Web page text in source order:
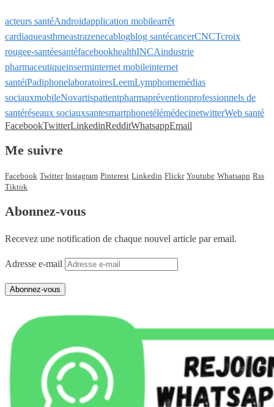
acteurs santéAndroidapplication mobilearrêt
cardiaqueasthmeastrazenecablogblog santécancerCNCTcroix
rougee-santéesantéfacebookhealthINCAindustrie
pharmaceutiqueinserminternet mobileinternet
santéiPadiphonelaboratoiresLeemLymphomemédias
sociauxmobileNovartispatientpharmapréventionprofessionnels de
santéréseaux sociauxsantesmartphonetélémédecinetwitterWeb santé
FacebookTwitterLinkedinRedditWhatsappEmail
Me suivre
Facebook Twitter Instagram Pinterest Linkedin Flickr Youtube Whatsapp Rss
Tiktok
Abonnez-vous
Recevez une notification de chaque nouvel article par email.
Adresse e-mail
Abonnez-vous